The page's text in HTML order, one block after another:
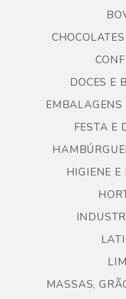
DOCES E
EMBALAGENS
FESTA E
HIGIENE E
MASSAS,